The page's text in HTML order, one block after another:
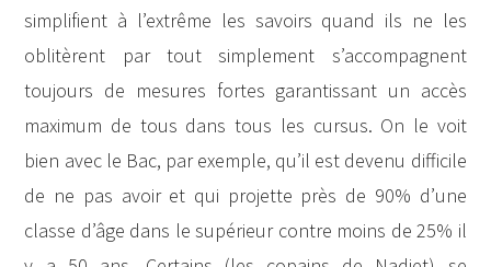
simplifient à l’extrême les savoirs quand ils ne les
oblitèrent par tout simplement s’accompagnent
toujours de mesures fortes garantissant un accès
maximum de tous dans tous les cursus. On le voit
bien avec le Bac, par exemple, qu’il est devenu difficile
de ne pas avoir et qui projette près de 90% d’une
classe d’âge dans le supérieur contre moins de 25% il